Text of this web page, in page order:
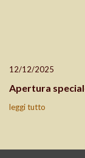
12/12/2025
Apertura
leggi tutto